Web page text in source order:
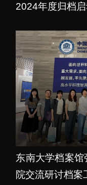
2024年度归档
东南大学档案
院交流研讨档案